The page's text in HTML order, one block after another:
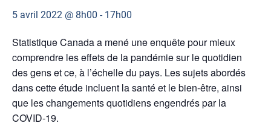
5 avril 2022 @ 8h00 - 17h00
Statistique Canada a mené une enquête pour mieux
comprendre les effets de la pandémie sur le quotidien
des gens et ce, à l’échelle du pays. Les sujets abordés
dans cette étude incluent la santé et le bien-être, ainsi
que les changements quotidiens engendrés par la
COVID-19.